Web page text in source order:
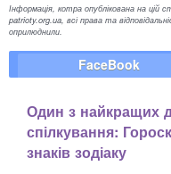
Інформація, котра опублікована на цій
patrioty.org.ua, всі права та
оприлюднили.
FaceBook
Один з найкращих
спілкування:
знаків зодіаку